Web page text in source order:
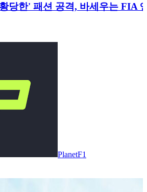
당한' 패션 공격, 바세우는 FIA
PlanetF1